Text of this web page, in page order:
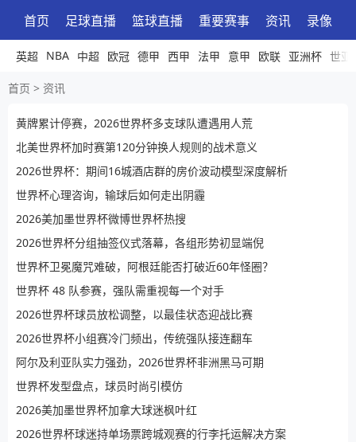
首页 足球直播 篮球直播 重要赛事 资讯 录像
英超 NBA 中超 欧冠 德甲 西甲 法甲 意甲 欧联 亚洲杯 世亚
首页 > 资讯
黄牌累计停赛，2026世界杯多支球队遭遇用人荒
北美世界杯加时赛第120分钟换人规则的战术意义
2026世界杯：期间16城酒店群的房价波动模型深度解析
世界杯心理咨询，输球后如何走出阴霾
2026美加墨世界杯微博世界杯热搜
2026世界杯分组抽签仪式落幕，各组形势初显端倪
世界杯卫冕魔咒难破，阿根廷能否打破近60年怪圈？
世界杯 48 队参赛，强队需重视每一个对手
2026世界杯球员放松调整，以最佳状态迎战比赛
2026世界杯小组赛冷门频出，传统强队接连翻车
阿尔及利亚队实力强劲，2026世界杯非洲黑马可期
世界杯发型盘点，球员时尚引模仿
2026美加墨世界杯加拿大球迷枫叶红
2026世界杯球迷持单场票跨城观赛的行李托运解决方案